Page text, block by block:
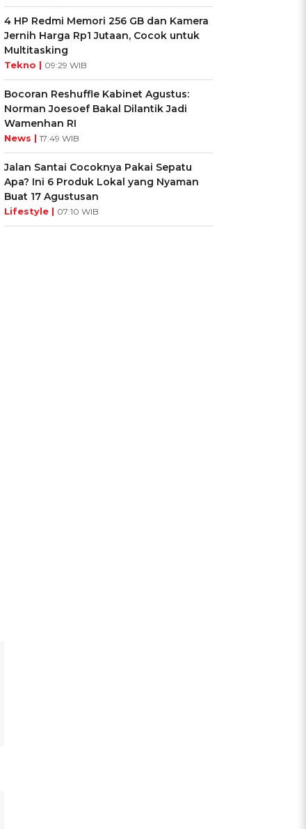
4 HP Redmi Memori 256 GB dan Kamera
Jernih Harga Rp1 Jutaan, Cocok untuk
Multitasking
Tekno | 09:29 WIB
Bocoran Reshuffle Kabinet Agustus:
Norman Joesoef Bakal Dilantik Jadi
Wamenhan RI
News | 17:49 WIB
Jalan Santai Cocoknya Pakai Sepatu
Apa? Ini 6 Produk Lokal yang Nyaman
Buat 17 Agustusan
Lifestyle | 07:10 WIB